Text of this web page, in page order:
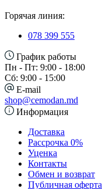
Горячая линия:
078 399 555
График работы
Пн - Пт: 9:00 - 18:00
Сб: 9:00 - 15:00
E-mail
shop@cemodan.md
Информация
Доставка
Рассрочка 0%
Уценка
Контакты
Обмен и возврат
Публичная оферта